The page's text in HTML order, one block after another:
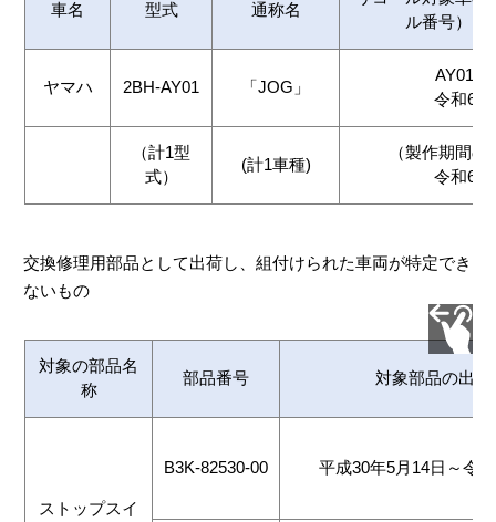
車名 型式 通称名
ル番号）と
ヤマハ 2BH-AY01 「JOG」
AY01-
令和6
（計1型
式）
(計1車種)
（製作期間
令和6
交換修理用部品として出荷し、組付けられた車両が特定でき
ないもの
対象の部品名
称
部品番号 対象部品の出荷
ストップスイ
B3K-82530-00 平成30年5月14日～令